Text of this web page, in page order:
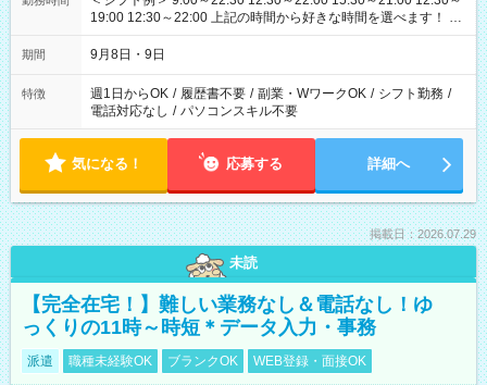
19:00 12:30～22:00 上記の時間から好きな時間を選べます！ ※
時間は変更となる可能性があります
期間 9月8日・9日
特徴 週1日からOK / 履歴書不要 / 副業・WワークOK / シフト勤務 /
電話対応なし / パソコンスキル不要
気になる！ 応募する 詳細へ
掲載日：2026.07.29
未読
【完全在宅！】難しい業務なし＆電話なし！ゆ
っくりの11時～時短＊データ入力・事務
派遣 職種未経験OK ブランクOK WEB登録・面接OK